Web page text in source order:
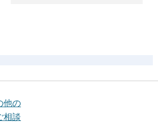
他の
相談